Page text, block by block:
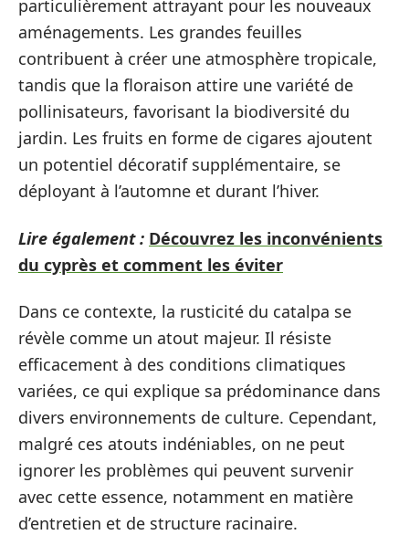
particulièrement attrayant pour les nouveaux
aménagements. Les grandes feuilles
contribuent à créer une atmosphère tropicale,
tandis que la floraison attire une variété de
pollinisateurs, favorisant la biodiversité du
jardin. Les fruits en forme de cigares ajoutent
un potentiel décoratif supplémentaire, se
déployant à l’automne et durant l’hiver.
Lire également : Découvrez les inconvénients
du cyprès et comment les éviter
Dans ce contexte, la rusticité du catalpa se
révèle comme un atout majeur. Il résiste
efficacement à des conditions climatiques
variées, ce qui explique sa prédominance dans
divers environnements de culture. Cependant,
malgré ces atouts indéniables, on ne peut
ignorer les problèmes qui peuvent survenir
avec cette essence, notamment en matière
d’entretien et de structure racinaire.